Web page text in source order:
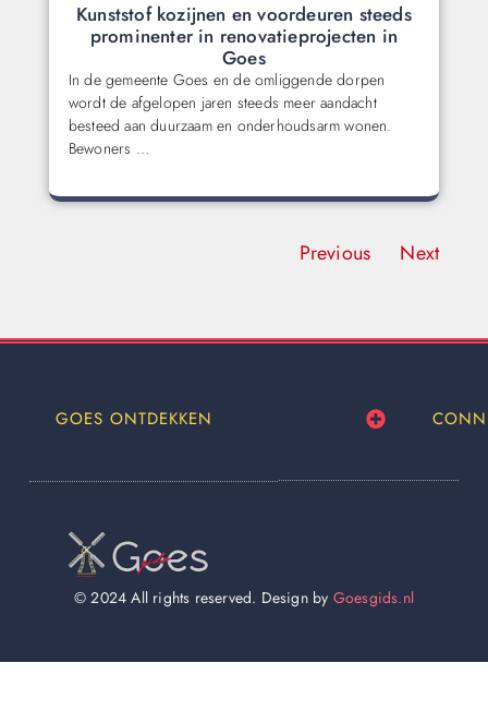
Kunststof kozijnen en voordeuren steeds
prominenter in renovatieprojecten in
Goes
In de gemeente Goes en de omliggende dorpen
wordt de afgelopen jaren steeds meer aandacht
besteed aan duurzaam en onderhoudsarm wonen.
Bewoners …
Previous Next
GOES ONTDEKKEN
© 2024 All rights reserved. Design by Goesgids.nl